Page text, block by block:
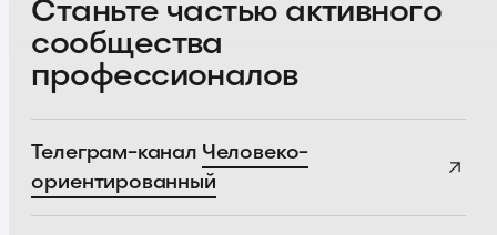
Станьте частью активного
сообщества
профессионалов
Телеграм-канал Человеко-
ориентированный